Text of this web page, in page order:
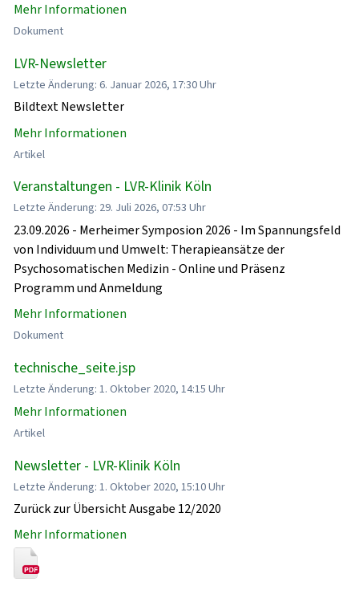
Mehr Informationen
Dokument
LVR-Newsletter
Letzte Änderung: 6. Januar 2026, 17:30 Uhr
Bildtext Newsletter
Mehr Informationen
Artikel
Veranstaltungen - LVR-Klinik Köln
Letzte Änderung: 29. Juli 2026, 07:53 Uhr
23.09.2026 - Merheimer Symposion 2026 - Im Spannungsfeld
von Individuum und Umwelt: Therapieansätze der
Psychosomatischen Medizin - Online und Präsenz
Programm und Anmeldung
Mehr Informationen
Dokument
technische_seite.jsp
Letzte Änderung: 1. Oktober 2020, 14:15 Uhr
Mehr Informationen
Artikel
Newsletter - LVR-Klinik Köln
Letzte Änderung: 1. Oktober 2020, 15:10 Uhr
Zurück zur Übersicht Ausgabe 12/2020
Mehr Informationen